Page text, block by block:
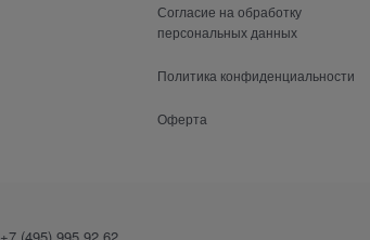
Согласие на обработку
персональных данных
Политика конфиденциальности
Оферта